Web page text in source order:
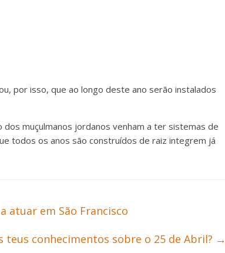
por isso, que ao longo deste ano serão instalados
muçulmanos jordanos venham a ter sistemas de
todos os anos são construídos de raiz integrem já
atuar em São Francisco
teus conhecimentos sobre o 25 de Abril? →